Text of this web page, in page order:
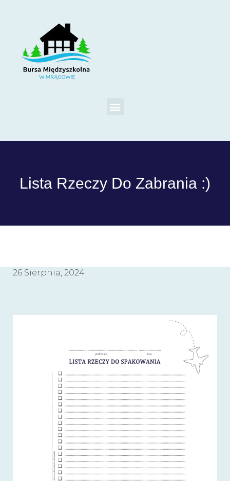
Lista Rzeczy Do Zabrania :)
26 Sierpnia, 2024